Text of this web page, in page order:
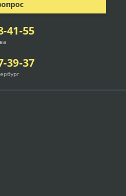
41-55
39-37